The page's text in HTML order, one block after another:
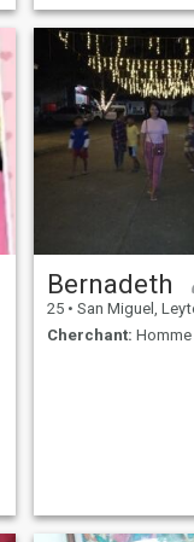
special someone who
Bernadeth
25 • San Miguel, Leyte,
Cherchant: Homme